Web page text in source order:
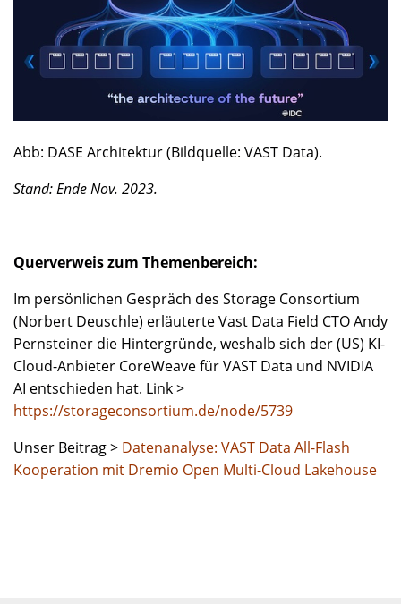
Abb: DASE Architektur (Bildquelle: VAST Data).
Stand: Ende Nov. 2023.
Querverweis zum Themenbereich:
Im persönlichen Gespräch des Storage Consortium
(Norbert Deuschle) erläuterte Vast Data Field CTO Andy
Pernsteiner die Hintergründe, weshalb sich der (US) KI-
Cloud-Anbieter CoreWeave für VAST Data und NVIDIA
AI entschieden hat. Link >
https://storageconsortium.de/node/5739
Unser Beitrag > Datenanalyse: VAST Data All-Flash
Kooperation mit Dremio Open Multi-Cloud Lakehouse